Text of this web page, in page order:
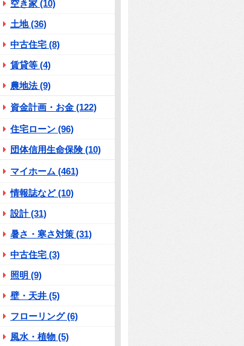
空き家 (10)
土地 (36)
中古住宅 (8)
賃貸等 (4)
農地法 (9)
資金計画・お金 (122)
住宅ローン (96)
団体信用生命保険 (10)
マイホーム (461)
情報誌など (10)
設計 (31)
暑さ・寒さ対策 (31)
中古住宅 (3)
照明 (9)
壁・天井 (5)
フローリング (6)
風水・植物 (5)